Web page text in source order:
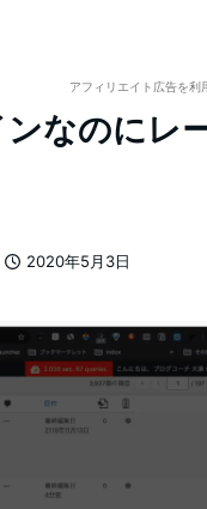
アフィリエイト広告を利
なのにレ
2020年5月3日